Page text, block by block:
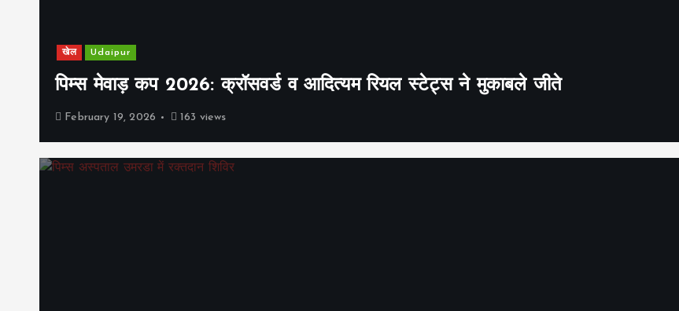
खेल Udaipur
पिम्स मेवाड़ कप 2026: क्रॉसवर्ड व आदित्यम रियल स्टेट्स ने मुकाबले जीते
February 19, 2026 163 views